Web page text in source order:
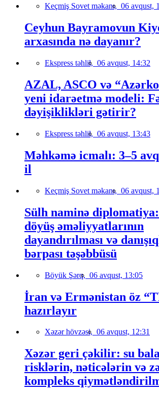
Keçmiş Sovet məkanı, 06 avqust,
Ceyhun Bayramovun
arxasında nə dayanır?
Ekspress təhlil, 06 avqust, 14:32
AZAL, ASCO və
yeni idarəetmə modeli:
dəyişiklikləri gətirir?
Ekspress təhlil, 06 avqust, 13:43
Məhkəmə icmalı: 3–5
il
Keçmiş Sovet məkanı, 06 avqust,
Sülh naminə
döyüş əməliyyatlarının
dayandırılması və
bərpası təşəbbüsü
Böyük Şərq, 06 avqust, 13:05
İran və Ermənistan öz
hazırlayır
Xəzər hövzəsi, 06 avqust, 12:31
Xəzər geri çəkilir: su
risklərin, nəticələrin və
kompleks